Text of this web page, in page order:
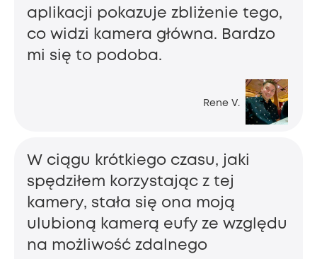
Rene V.
aplikacji pokazuje zbliżenie tego,
co widzi kamera główna. Bardzo
mi się to podoba.
W ciągu krótkiego czasu, jaki
spędziłem korzystając z tej
kamery, stała się ona moją
ulubioną kamerą eufy ze względu
na możliwość zdalnego